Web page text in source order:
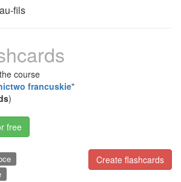
fils
course
francuskie"
)
free
Create flashcards